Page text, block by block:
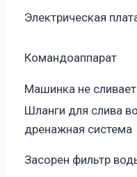
Электрическая
Командоаппарат
Машинка не
Шланги для слива
дренажная система
Засорен фильтр